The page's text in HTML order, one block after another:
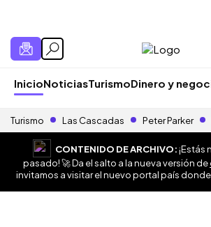
InicioNoticiasTurismoDinero y
Turismo Las Cascadas Peter Parker
CONTENIDO DE ARCHIVO:¡Estás
pasado! 🚀 Da el salto a la nueva versión de
invitamos a visitar el nuevo portal país